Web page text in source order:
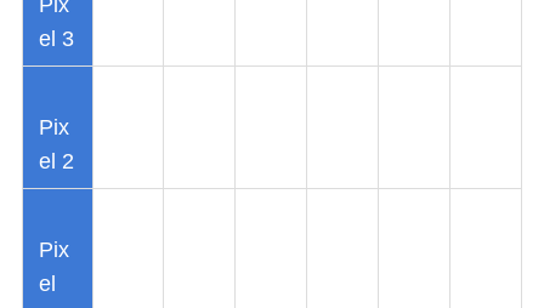
Pix
el 3
Pix
el 2
Pix
el